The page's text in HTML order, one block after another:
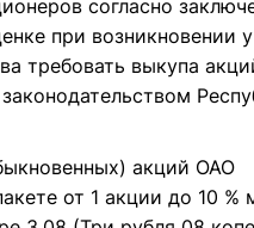
согласно
при возникновении у
требовать выкупа
акций ОАО
от 1 акции до 10 %